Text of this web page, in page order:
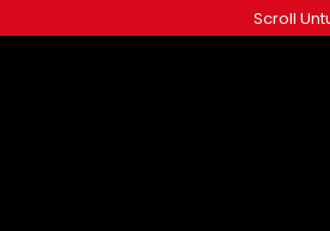
to
Scroll